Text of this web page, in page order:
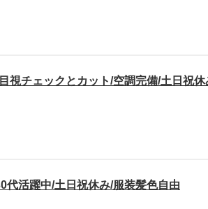
視チェックとカット/空調完備/土日祝休
代活躍中/土日祝休み/服装髪色自由